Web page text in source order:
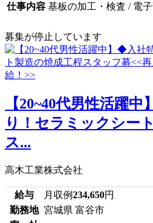
仕事内容 基板の加工・検査 / 電
募集が停止しています
【20~40代男性活躍
り！セラミックシー
ス...
高木工業株式会社
給与 月収例234,650円
勤務地 宮城県 富谷市